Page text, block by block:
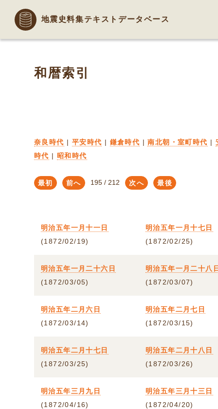
地震史料集テキストデータベース
和暦索引
奈良時代 | 平安時代 | 鎌倉時代 |南北朝・室町時代 |
時代 | 昭和時代
最初 前へ 次へ 最後
明治五年一月十一日
(1872/02/19)
明治五年一月十七日
(1872/02/25)
明治五年一月二十六日
(1872/03/05)
明治五年一月二十八
(1872/03/07)
明治五年二月六日
(1872/03/14)
明治五年二月七日
(1872/03/15)
明治五年二月十七日
(1872/03/25)
明治五年二月十八日
(1872/03/26)
明治五年三月九日
(1872/04/16)
明治五年三月十三日
(1872/04/20)